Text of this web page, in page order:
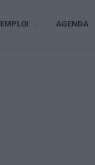
EMPLOI AGENDA